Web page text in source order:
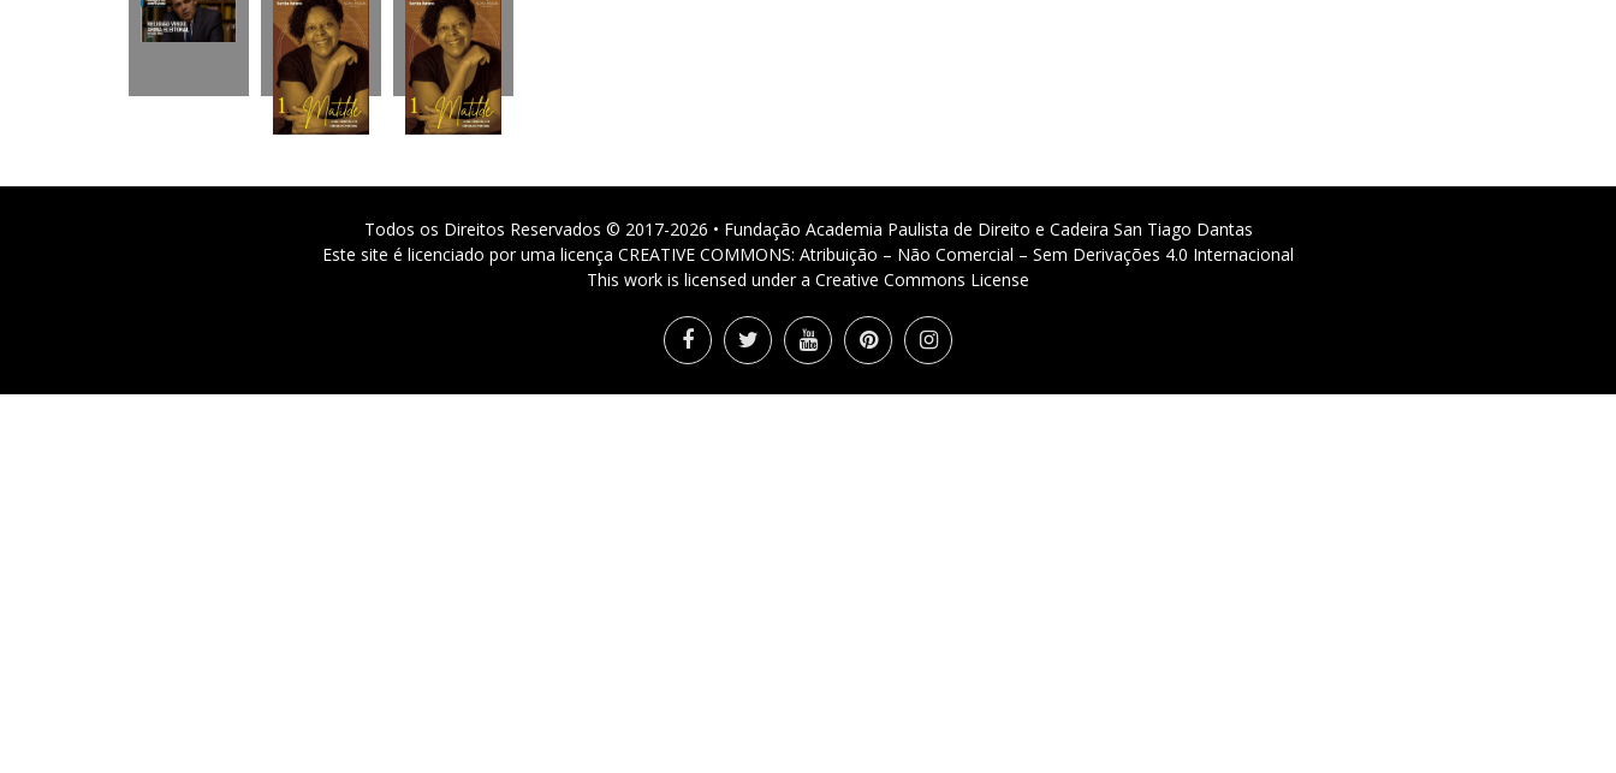
Todos os Direitos Reservados © 2017-2026 • Fundação Academia Paulista de Direito e Cadeira San Tiago Dantas
Este site é licenciado por uma licença CREATIVE COMMONS: Atribuição – Não Comercial – Sem Derivações 4.0 Internacional
This work is licensed under a Creative Commons License